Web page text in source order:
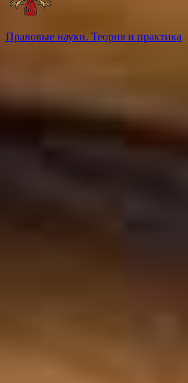
Правовые науки. Теория и практика